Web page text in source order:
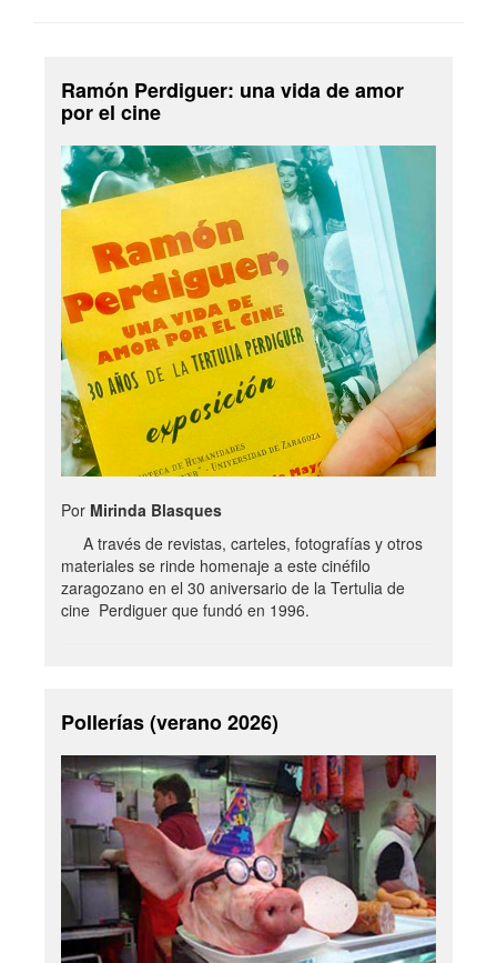
Ramón Perdiguer: una vida de amor
por el cine
Por Mirinda Blasques
A través de revistas, carteles, fotografías y otros
materiales se rinde homenaje a este cinéfilo
zaragozano en el 30 aniversario de la Tertulia de
cine Perdiguer que fundó en 1996.
Pollerías (verano 2026)